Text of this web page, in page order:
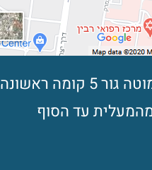
פתח תקווה מוטה גור 5 קומה ראשונה
עד הסוף